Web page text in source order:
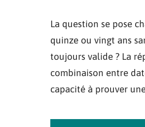
La question se pose
quinze ou vingt ans
toujours valide ? La
combinaison entre
capacité à prouver